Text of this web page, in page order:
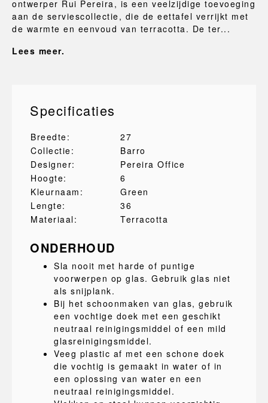
ontwerper Rui Pereira, is een veelzijdige toevoeging
aan de serviescollectie, die de eettafel verrijkt met
de warmte en eenvoud van terracotta. De ter...
Lees meer.
Specificaties
Breedte:
27
Collectie:
Barro
Designer:
Pereira Office
Hoogte:
6
Kleurnaam:
Green
Lengte:
36
Materiaal:
Terracotta
ONDERHOUD
Sla nooit met harde of puntige
voorwerpen op glas. Gebruik glas niet
als snijplank.
Bij het schoonmaken van glas, gebruik
een vochtige doek met een geschikt
neutraal reinigingsmiddel of een mild
glasreinigingsmiddel.
Veeg plastic af met een schone doek
die vochtig is gemaakt in water of in
een oplossing van water en een
neutraal reinigingsmiddel.